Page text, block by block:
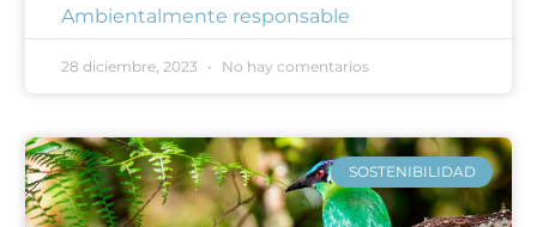
Ambientalmente responsable
28 diciembre, 2023 No hay comentarios
SOSTENIBILIDAD